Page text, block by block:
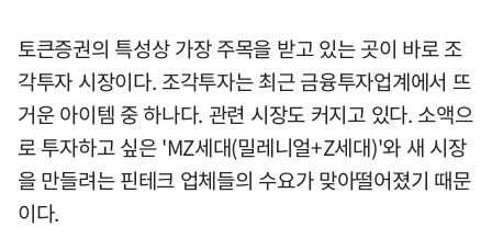
토큰증권의 특성상 가장 주목을 받고 있는 곳이 바로 조
각투자 시장이다. 조각투자는 최근 금융투자업계에서 뜨
거운 아이템 중 하나다. 관련 시장도 커지고 있다. 소액으
로 투자하고 싶은 'MZ세대(밀레니얼+Z세대)'와 새 시장
을 만들려는 핀테크 업체들의 수요가 맞아떨어졌기 때문
이다.